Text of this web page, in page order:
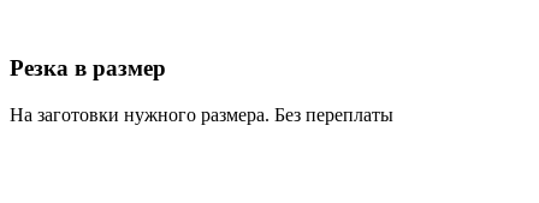
Резка в размер
На заготовки нужного размера. Без переплаты